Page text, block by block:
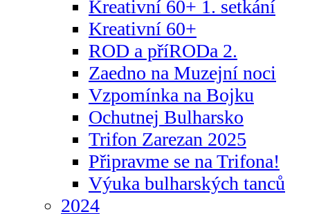
Kreativní 60+ 1. setkání
Kreativní 60+
ROD a příRODa 2.
Zaedno na Muzejní noci
Vzpomínka na Bojku
Ochutnej Bulharsko
Trifon Zarezan 2025
Připravme se na Trifona!
Výuka bulharských tanců
2024